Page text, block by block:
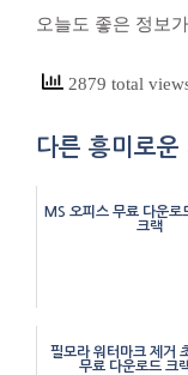
오늘도 좋은 정보
2879 total
다른 흥미로운
MS 오피스 무료 다운로
크랙
필모라 워터마크 제거
무료 다운로드 크